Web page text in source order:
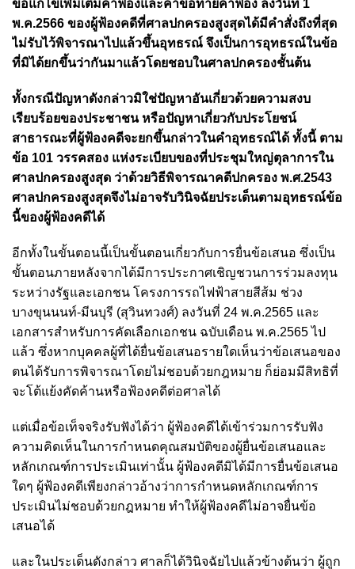
ขอแก้ไขเพิ่มเติมคำฟ้องและคำขอท้ายคำฟ้อง ลงวันที่ 1
พ.ค.2566 ของผู้ฟ้องคดีที่ศาลปกครองสูงสุดได้มีคำสั่งถึงที่สุด
ไม่รับไว้พิจารณาไปแล้วขึ้นอุทธรณ์ จึงเป็นการอุทธรณ์ในข้อ
ที่มิได้ยกขึ้นว่ากันมาแล้วโดยชอบในศาลปกครองชั้นต้น
ทั้งกรณีปัญหาดังกล่าวมิใช่ปัญหาอันเกี่ยวด้วยความสงบ
เรียบร้อยของประชาชน หรือปัญหาเกี่ยวกับประโยชน์
สาธารณะที่ผู้ฟ้องคดีจะยกขึ้นกล่าวในคำอุทธรณ์ได้ ทั้งนี้ ตาม
ข้อ 101 วรรคสอง แห่งระเบียบของที่ประชุมใหญ่ตุลาการใน
ศาลปกครองสูงสุด ว่าด้วยวิธีพิจารณาคดีปกครอง พ.ศ.2543
ศาลปกครองสูงสุดจึงไม่อาจรับวินิจฉัยประเด็นตามอุทธรณ์ข้อ
นี้ของผู้ฟ้องคดีได้
อีกทั้งในขั้นตอนนี้เป็นขั้นตอนเกี่ยวกับการยื่นข้อเสนอ ซึ่งเป็น
ขั้นตอนภายหลังจากได้มีการประกาศเชิญชวนการร่วมลงทุน
ระหว่างรัฐและเอกชน โครงการรถไฟฟ้าสายสีส้ม ช่วง
บางขุนนนท์-มีนบุรี (สุวินทวงศ์) ลงวันที่ 24 พ.ค.2565 และ
เอกสารสำหรับการคัดเลือกเอกชน ฉบับเดือน พ.ค.2565 ไป
แล้ว ซึ่งหากบุคคลผู้ที่ได้ยื่นข้อเสนอรายใดเห็นว่าข้อเสนอของ
ตนได้รับการพิจารณาโดยไม่ชอบด้วยกฎหมาย ก็ย่อมมีสิทธิที่
จะโต้แย้งคัดค้านหรือฟ้องคดีต่อศาลได้
แต่เมื่อข้อเท็จจริงรับฟังได้ว่า ผู้ฟ้องคดีได้เข้าร่วมการรับฟัง
ความคิดเห็นในการกำหนดคุณสมบัติของผู้ยื่นข้อเสนอและ
หลักเกณฑ์การประเมินเท่านั้น ผู้ฟ้องคดีมิได้มีการยื่นข้อเสนอ
ใดๆ ผู้ฟ้องคดีเพียงกล่าวอ้างว่าการกำหนดหลักเกณฑ์การ
ประเมินไม่ชอบด้วยกฎหมาย ทำให้ผู้ฟ้องคดีไม่อาจยื่นข้อ
เสนอได้
และในประเด็นดังกล่าว ศาลก็ได้วินิจฉัยไปแล้วข้างต้นว่า ผู้ถูก